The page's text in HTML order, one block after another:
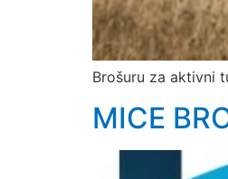
Brošuru za aktivni
MICE